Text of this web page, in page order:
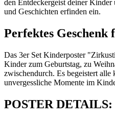
den Entdeckergeist deiner
und Geschichten erfinden ein.
Perfektes
Das 3er Set Kinderposter
Kinder zum Geburtstag, zu
zwischendurch. Es begeistert
unvergessliche Momente im
POSTER DETAILS: